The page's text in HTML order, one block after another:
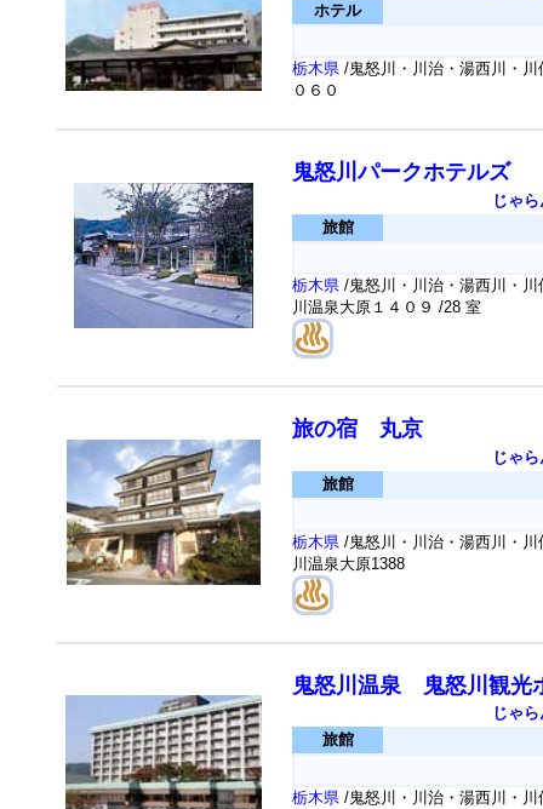
ホテル
栃木県 /鬼怒川・川治・湯西川・
０６０
鬼怒川パークホテルズ
じゃ
旅館
栃木県 /鬼怒川・川治・湯西川・
川温泉大原１４０９ /28 室
旅の宿 丸京
じゃ
旅館
栃木県 /鬼怒川・川治・湯西川・
川温泉大原1388
鬼怒川温泉 鬼怒川観光
じゃ
旅館
栃木県 /鬼怒川・川治・湯西川・